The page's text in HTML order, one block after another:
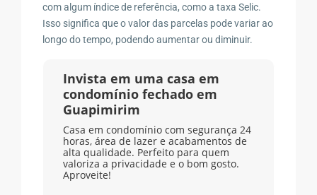
com algum índice de referência, como a taxa Selic.
Isso significa que o valor das parcelas pode variar ao
longo do tempo, podendo aumentar ou diminuir.
Invista em uma casa em
condomínio fechado em
Guapimirim
Casa em condomínio com segurança 24
horas, área de lazer e acabamentos de
alta qualidade. Perfeito para quem
valoriza a privacidade e o bom gosto.
Aproveite!